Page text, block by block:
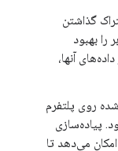
گذاشتن
بهبود
آنها،
روی پلتفرم
پیاده‌سازی
می‌دهد تا